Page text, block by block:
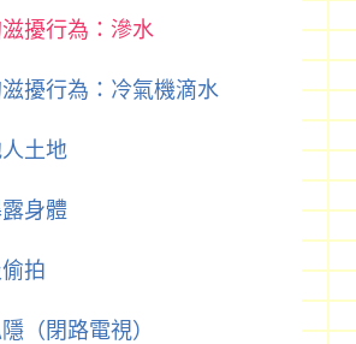
擾行為：滲水
擾行為：冷氣機滴水
土地
身體
拍
（閉路電視）